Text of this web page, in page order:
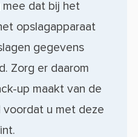
mee dat bij het
opslagapparaat
gegevens
Zorg er daarom
up maakt van de
voordat u met deze